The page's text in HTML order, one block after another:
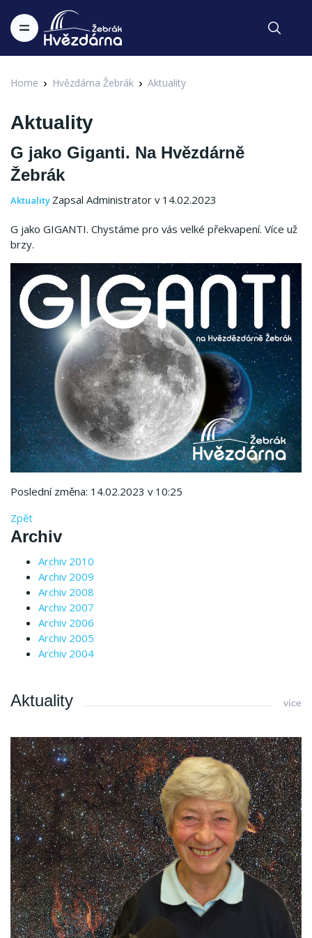
Home Hvězdárna Žebrák Aktuality
Aktuality
G jako Giganti. Na Hvězdárně
Žebrák
Aktuality Zapsal Administrator v 14.02.2023
G jako GIGANTI. Chystáme pro vás velké překvapení. Více už
brzy.
Poslední změna: 14.02.2023 v 10:25
Zpět
Archiv
Archiv 2010
Archiv 2009
Archiv 2008
Archiv 2007
Archiv 2006
Archiv 2005
Archiv 2004
Aktuality více